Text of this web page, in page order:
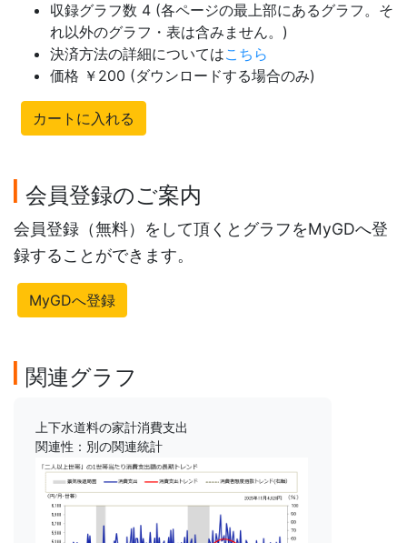
収録グラフ数 4 (各ページの最上部にあるグラフ。そ
れ以外のグラフ・表は含みません。)
決済方法の詳細についてはこちら
価格 ￥200 (ダウンロードする場合のみ)
カートに入れる
会員登録のご案内
会員登録（無料）をして頂くとグラフをMyGDへ登
録することができます。
MyGDへ登録
関連グラフ
上下水道料の家計消費支出
関連性：別の関連統計